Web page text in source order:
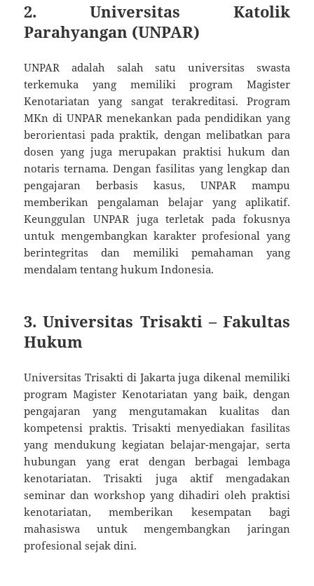
2. Universitas Katolik
Parahyangan (UNPAR)
UNPAR adalah salah satu universitas swasta
terkemuka yang memiliki program Magister
Kenotariatan yang sangat terakreditasi. Program
MKn di UNPAR menekankan pada pendidikan yang
berorientasi pada praktik, dengan melibatkan para
dosen yang juga merupakan praktisi hukum dan
notaris ternama. Dengan fasilitas yang lengkap dan
pengajaran berbasis kasus, UNPAR mampu
memberikan pengalaman belajar yang aplikatif.
Keunggulan UNPAR juga terletak pada fokusnya
untuk mengembangkan karakter profesional yang
berintegritas dan memiliki pemahaman yang
mendalam tentang hukum Indonesia.
3.Universitas Trisakti – Fakultas
Hukum
Universitas Trisakti di Jakarta juga dikenal memiliki
program Magister Kenotariatan yang baik, dengan
pengajaran yang mengutamakan kualitas dan
kompetensi praktis. Trisakti menyediakan fasilitas
yang mendukung kegiatan belajar-mengajar, serta
hubungan yang erat dengan berbagai lembaga
kenotariatan. Trisakti juga aktif mengadakan
seminar dan workshop yang dihadiri oleh praktisi
kenotariatan, memberikan kesempatan bagi
mahasiswa untuk mengembangkan jaringan
profesional sejak dini.